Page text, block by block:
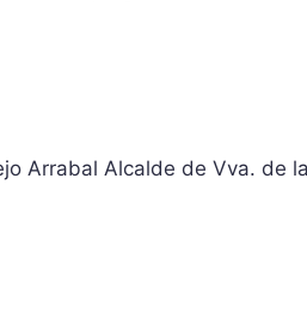
Arrabal Alcalde de Vva. de